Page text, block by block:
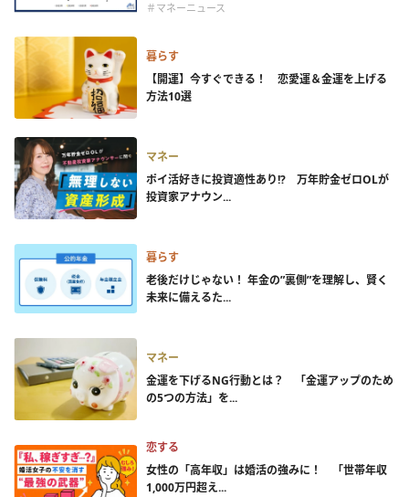
＃マネーニュース
暮らす
【開運】今すぐできる！ 恋愛運＆金運を上げる
方法10選
マネー
ポイ活好きに投資適性あり!? 万年貯金ゼロOLが
投資家アナウン...
暮らす
老後だけじゃない！ 年金の”裏側”を理解し、賢く
未来に備えるた...
マネー
金運を下げるNG行動とは？ 「金運アップのため
の5つの方法」を...
恋する
女性の「高年収」は婚活の強みに！ 「世帯年収
1,000万円超え...